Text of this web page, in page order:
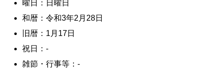
曜日：日曜日
和暦：令和3年2月28日
旧暦：1月17日
祝日：-
雑節・行事等：-